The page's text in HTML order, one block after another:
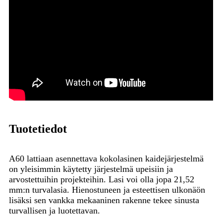
Tuotetiedot
A60 lattiaan asennettava kokolasinen kaidejärjestelmä
on yleisimmin käytetty järjestelmä upeisiin ja
arvostettuihin projekteihin. Lasi voi olla jopa 21,52
mm:n turvalasia. Hienostuneen ja esteettisen ulkonäön
lisäksi sen vankka mekaaninen rakenne tekee sinusta
turvallisen ja luotettavan.